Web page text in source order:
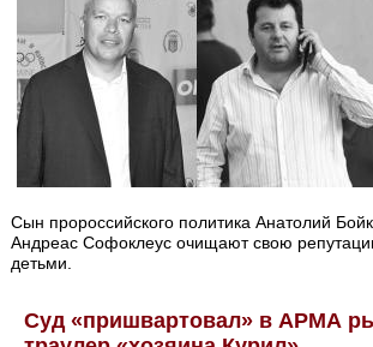
Сын пророссийского политика Анатолий
Андреас Софоклеус очищают свою
детьми.
Суд «пришвартовал» в АРМА